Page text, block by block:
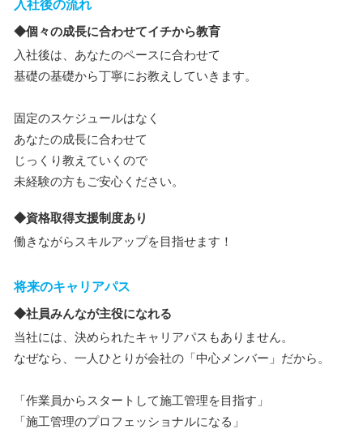
入社後の流れ
◆個々の成長に合わせてイチから教育
入社後は、あなたのペースに合わせて
基礎の基礎から丁寧にお教えしていきます。
固定のスケジュールはなく
あなたの成長に合わせて
じっくり教えていくので
未経験の方もご安心ください。
◆資格取得支援制度あり
働きながらスキルアップを目指せます！
将来のキャリアパス
◆社員みんなが主役になれる
当社には、決められたキャリアパスもありません。
なぜなら、一人ひとりが会社の「中心メンバー」だから。
「作業員からスタートして施工管理を目指す」
「施工管理のプロフェッショナルになる」